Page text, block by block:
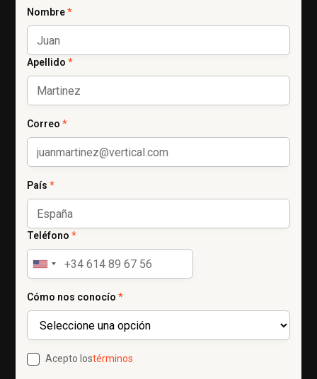
Nombre*
Apellido*
Correo*
País *
Teléfono *
Cómo nos conocío *
Acepto lostérminos